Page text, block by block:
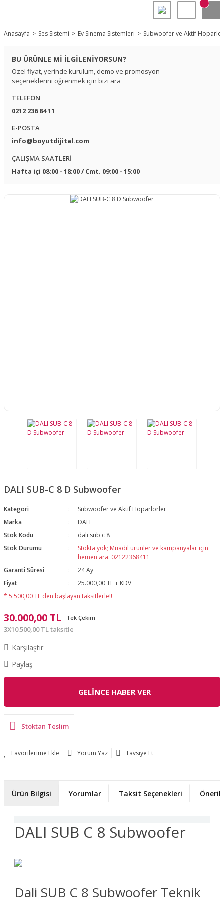
Anasayfa Ses Sistemi Ev Sinema Sistemleri Subwoofer ve Aktif
BU ÜRÜNLE Mİ İLGİLENİYORSUN?
Özel fiyat, yerinde kurulum, demo ve promosyon
seçeneklerini öğrenmek için bizi ara
TELEFON
0212 236 84 11
E-POSTA
info@boyutdijital.com
ÇALIŞMA SAATLERİ
Hafta içi 08:00 - 18:00 / Cmt. 09:00 - 15:00
DALI SUB-C 8 D Subwoofer
Kategori
Subwoofer ve Aktif Hoparlörler
Marka
DALI
Stok Kodu
dali sub c 8
Stok Durumu
Stokta yok; Muadil ürünler ve kampanyalar için
hemen ara: 02122368411
Garanti Süresi
24 Ay
Fiyat
25.000,00 TL + KDV
* 5.500,00 TL den başlayan taksitlerle!!
30.000,00 TL Tek Çekim
3X10.500,00 TL taksitle
Karşılaştır
Paylaş
GELİNCE HABER VER
Stoktan Teslim
Yorum Yaz Tavsiye Et
Ürün Bilgisi Yorumlar Taksit Seçenekleri
DALI SUB C 8 Subwoofer
Dali SUB C 8 Subwoofer Teknik